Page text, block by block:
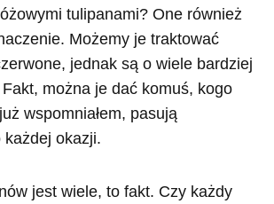
tulipanami? One również
Możemy je traktować
jednak są o wiele bardziej
Fakt, można je dać komuś, kogo
wspomniałem, pasują
każdej okazji.
jest wiele, to fakt. Czy każdy